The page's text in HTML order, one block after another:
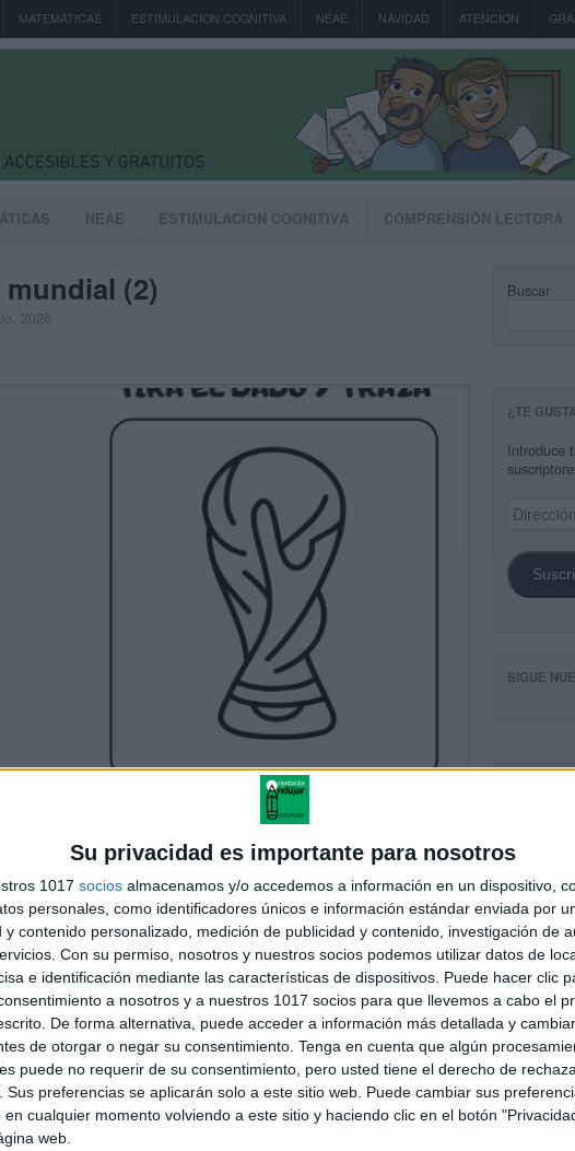
Su privacidad es importante para nosotros
1017 socios almacenamos y/o accedemos a información en un dispositivo,
personales, como identificadores únicos e información estándar enviada por
y contenido personalizado, medición de publicidad y contenido, investigación de
Con su permiso, nosotros y nuestros socios podemos utilizar datos de
e identificación mediante las características de dispositivos. Puede hacer clic
a nosotros y a nuestros 1017 socios para que llevemos a cabo el
De forma alternativa, puede acceder a información más detallada y
de otorgar o negar su consentimiento. Tenga en cuenta que algún
puede no requerir de su consentimiento, pero usted tiene el derecho de
Sus preferencias se aplicarán solo a este sitio web. Puede cambiar sus
en cualquier momento volviendo a este sitio y haciendo clic en el botón
web.
MATEMÁTICAS ESTIMULACION COGNITIVA NEAE NAVIDAD ATENCIÓN
NEAE ESTIMULACION COGNITIVA COMPRENSIÓN LECTORA
(2)
2026
Buscar
¿TE
Introduce
Dirección
de
SIGUE